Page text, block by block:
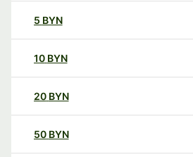
5 BYN
10 BYN
20 BYN
50 BYN